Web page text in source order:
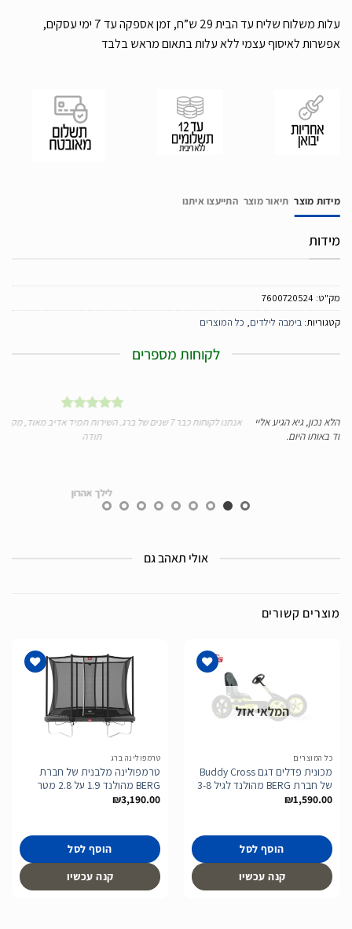
עלות משלוח שליח עד הבית 29 ש”ח, זמן אספקה עד 7 ימי עסקים,
אפשרות לאיסוף עצמי ללא עלות בתאום מראש בלבד
מידות מוצר תיאור מוצר התייעצו איתנו
מידות
מק"ט: 7600720524
קטגוריות: בימבה לילדים, כל המוצרים
לקוחות מספרים
אנחנו לקוחות כבר 7 שנים של ברג. השירות תמיד אדיב מאוד, מקצועי, מהיר ומעולה.
אולי תאהב גם
מוצרים קשורים
המלאי אזל
כל המוצרים
מכונית פדלים דגם Buddy Cross
של חברת BERG מהולנד לגיל 3-8
₪1,590.00
הוסף לסל
קנה עכשיו
טרמפולינה ברג
טרמפולינה מלבנית של חברת
BERG מהולנד 1.9 על 2.8 מטר
₪3,190.00
הוסף לסל
קנה עכשיו